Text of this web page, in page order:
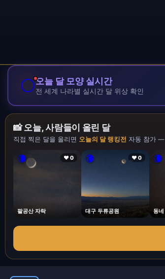
🌕오늘 달 모양 실시간
전 세계 나라별 실시간 달 위상 확인
📸 오늘, 사람들이 올린 달
직접 찍은 달을 올리면 오늘의 달 랭킹전 자동 참가 —
🌘 ❤ 0
팔공산 자락
🌘 ❤ 0
대구 두류공원
🌘
동네